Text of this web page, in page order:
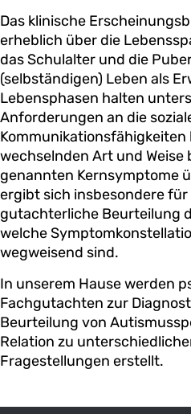
Das klinische
erheblich über die
das Schulalter und die
(selbständigen) Leben als
Lebensphasen halten
Anforderungen an die
Kommunikationsfähigkeiten
wechselnden Art und
genannten Kernsymptome
ergibt sich insbesondere für
gutachterliche Beurteilung
welche
wegweisend sind.
In unserem Hause werden
Fachgutachten zur
Beurteilung von
Relation zu
Fragestellungen erstellt.